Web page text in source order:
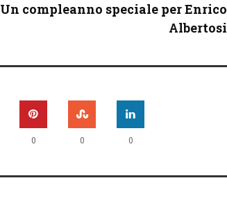
Un compleanno speciale per Enrico
Albertosi
0 0 0